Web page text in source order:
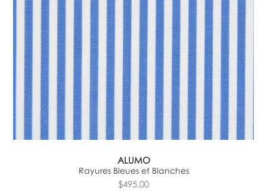
ALUMO
Rayures Bleues et Blanches
$495.00